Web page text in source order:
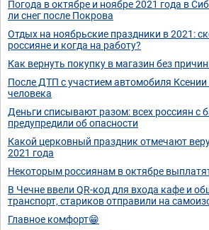
Погода в октябре и ноябре 2021 года в
ли снег после Покрова
Отдых на ноябрьские праздники в 2021:
россияне и когда на работу?
Как вернуть покупку в магазин без
После ДТП с участием автомобиля Ксении
человека
Деньги списывают разом: всех россиян с
предупредили об опасности
Какой церковный праздник отмечают
2021 года
Некоторым россиянам в октябре
В Чечне ввели QR-код для входа кафе и
транспорт, стариков отправили на
Главное комфорт😁